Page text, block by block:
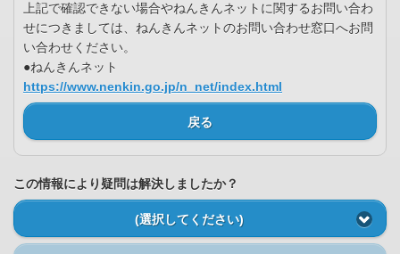
上記で確認できない場合やねんきんネットに関するお問い合わ
せにつきましては、ねんきんネットのお問い合わせ窓口へお問
い合わせください。
●ねんきんネット
https://www.nenkin.go.jp/n_net/index.html
戻る
この情報により疑問は解決しましたか？
(選択してください)